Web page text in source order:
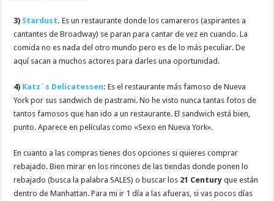
3) Stardust. Es un restaurante donde los camareros (aspirantes a
cantantes de Broadway) se paran para cantar de vez en cuando. La
comida no es nada del otro mundo pero es de lo más peculiar. De
aquí sacan a muchos actores para darles una oportunidad.
4) Katz´s Delicatessen: Es el restaurante más famoso de Nueva
York por sus sandwich de pastrami. No he visto nunca tantas fotos de
tantos famosos que han ido a un restaurante. El sandwich está bien,
punto. Aparece en películas como «Sexo en Nueva York».
En cuanto a las compras tienes dos opciones si quieres comprar
rebajado. Bien mirar en los rincones de las tiendas donde ponen lo
rebajado (busca la palabra SALES) o buscar los 21 Century que están
dentro de Manhattan. Para mi ir 1 día a las afueras, si vas pocos días